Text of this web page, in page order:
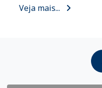
Veja mais...